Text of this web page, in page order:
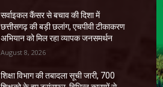
सर्वाइकल कैंसर से बचाव की दिशा में
छत्तीसगढ़ की बड़ी छलांग, एचपीवी टीकाकरण
अभियान को मिल रहा व्यापक जनसमर्थन
August 8, 2026
शिक्षा विभाग की तबादला सूची जारी, 700